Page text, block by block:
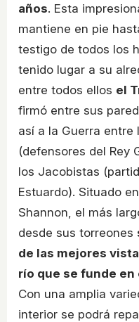
años. Esta
mantiene en pie
testigo de todos los
tenido lugar a su
entre todos ellos el
firmó entre sus
así a la Guerra entre
(defensores del Rey
los Jacobistas
Estuardo). Situado
Shannon, el más
desde sus torreones
de las mejores
río que se funde
Con una amplia
interior se podrá